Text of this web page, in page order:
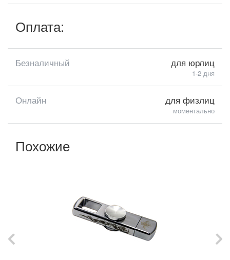
Оплата:
Безналичный для юрлиц
1-2 дня
Онлайн для физлиц
моментально
Похожие